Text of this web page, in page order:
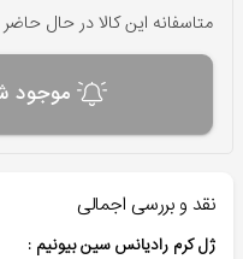
متاسفانه این کالا در حال
موجود
نقد و بررسی اجمالی
ژل کرم رادیانس سین بیونیم :